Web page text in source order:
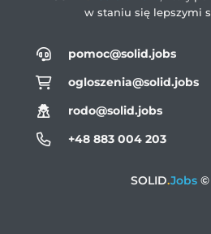
pomoc@solid.jobs
ogloszenia@solid.jobs
rodo@solid.jobs
+48 883 004 203
SOLID.Jobs©
w staniu się lepszymi